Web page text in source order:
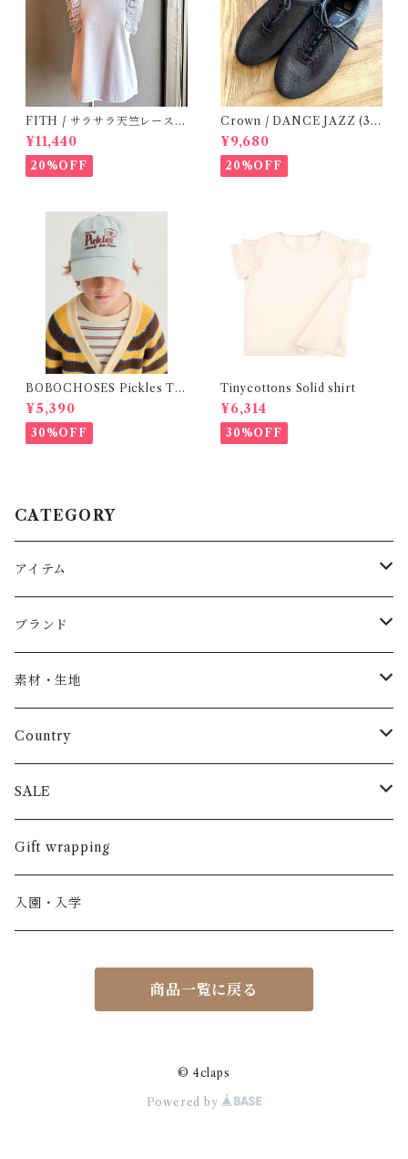
FITH / サラサラ天竺レースT
シャツ (BL) / 145・155
¥11,440
20%OFF
Crown / DANCE JAZZ (3:2
2cm / 6:24-24,5 ) Black
¥9,680
20%OFF
BOBOCHOSES Pickles Th
e dog denim cap / 52,54
¥5,390
30%OFF
Tinycottons Solid shirt
¥6,314
30%OFF
CATEGORY
アイテム
Baby
トップス
長袖
半袖
パンツ
長ズボン
半ズボン
スカート
ワンピース
カーディガン / 羽織もの
ブランド
AS WE GROW
ARCH&LINE
BABE & TESS
BOBOCHOSES
BONHEUR DU JOUR
素材・生地
コットン 100%
リネン( 麻 )
ウール
アルパカ
Country
France / フランス
Italy / イタリア
NY / ニューヨーク
Spain / スペイン
SALE
男の子
女の子
くつ・帽子・Bag
Gift wrapping
入園・入学
商品一覧に戻る
© 4claps
Powered by